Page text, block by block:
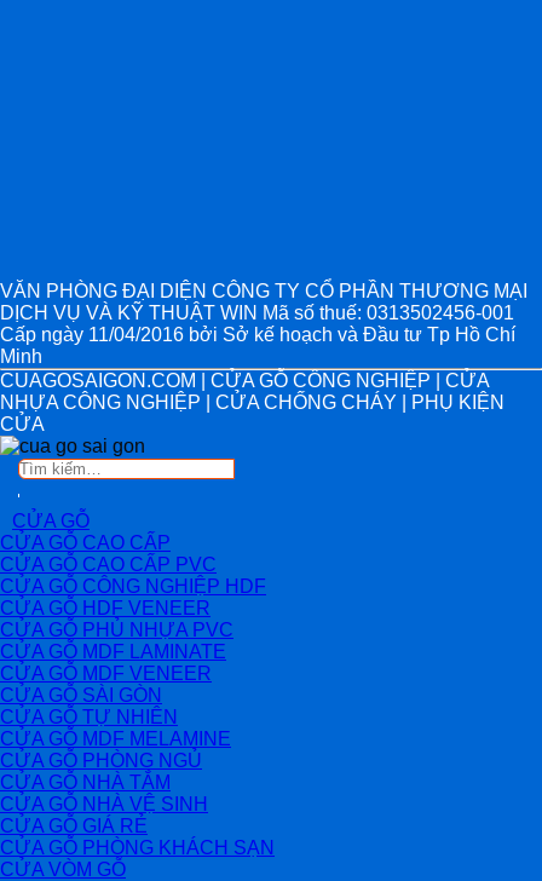
VĂN PHÒNG ĐẠI DIỆN CÔNG TY CỔ PHẦN THƯƠNG MẠI
DỊCH VỤ VÀ KỸ THUẬT WIN Mã số thuế: 0313502456-001
Cấp ngày 11/04/2016 bởi Sở kế hoạch và Đầu tư Tp Hồ Chí
Minh
CUAGOSAIGON.COM | CỬA GỖ CÔNG NGHIỆP | CỬA
NHỰA CÔNG NGHIỆP | CỬA CHỐNG CHÁY | PHỤ KIỆN
CỬA
Tìm
CỬA GỖ
CỬA GỖ CAO CẤP
CỬA GỖ CAO CẤP PVC
CỬA GỖ CÔNG NGHIỆP HDF
CỬA GỖ HDF VENEER
CỬA GỖ PHỦ NHỰA PVC
CỬA GỖ MDF LAMINATE
CỬA GỖ MDF VENEER
CỬA GỖ SÀI GÒN
CỬA GỖ TỰ NHIÊN
CỬA GỖ MDF MELAMINE
CỬA GỖ PHÒNG NGỦ
CỬA GỖ NHÀ TẮM
CỬA GỖ NHÀ VỆ SINH
CỬA GỖ GIÁ RẺ
CỬA GỖ PHÒNG KHÁCH SẠN
CỬA VÒM GỖ